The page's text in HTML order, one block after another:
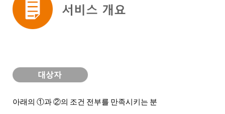
아래의 ①과 ②의 조건 전부를 만족시키는 분